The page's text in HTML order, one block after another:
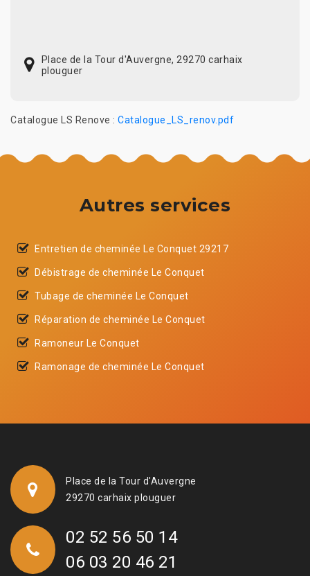
Place de la Tour d'Auvergne, 29270 carhaix
plouguer
Catalogue LS Renove : Catalogue_LS_renov.pdf
Autres services
Entretien de cheminée Le Conquet 29217
Débistrage de cheminée Le Conquet
Tubage de cheminée Le Conquet
Réparation de cheminée Le Conquet
Ramoneur Le Conquet
Ramonage de cheminée Le Conquet
Place de la Tour d'Auvergne
29270 carhaix plouguer
02 52 56 50 14
06 03 20 46 21